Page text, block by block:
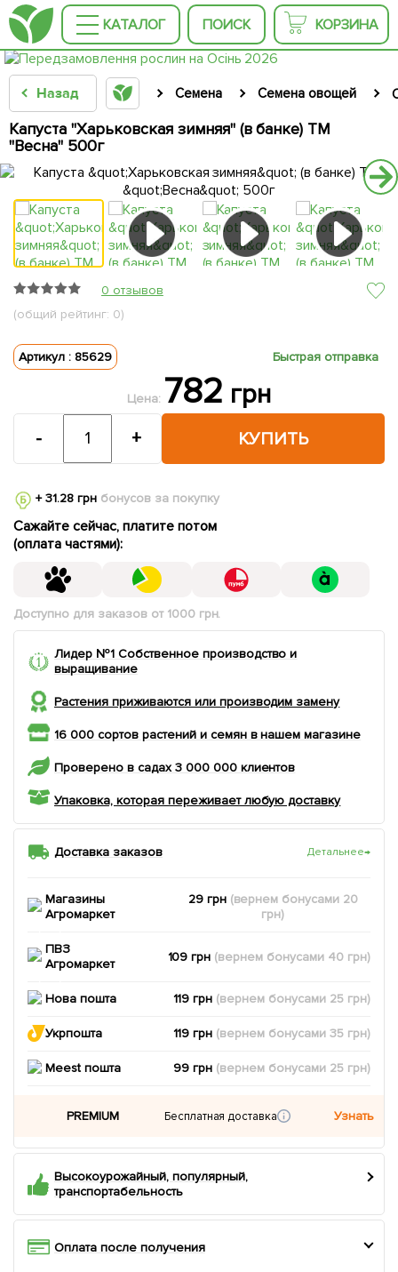
КАТАЛОГ ПОИСК КОРЗИНА
Назад Семена Семена овощей
Капуста "Харьковская зимняя" (в банке) ТМ
"Весна" 500г
0 отзывов
(общий рейтинг: 0)
Артикул : 85629 Быстрая отправка
Цена: 782 грн
КУПИТЬ
- +
+ 31.28 грнбонусов за покупку
Сажайте сейчас, платите потом
(оплата частями):
Доступно для заказов от 1000 грн.
Лидер №1 Собственное производство и
выращивание
Растения приживаются или производим замену
16 000 сортов растений и семян в нашем магазине
Проверено в садах 3 000 000 клиентов
Упаковка, которая переживает любую доставку
Доставка заказов Детальнее→
Магазины
Агромаркет
29 грн (вернем бонусами 20
грн)
ПВЗ
Агромаркет
109 грн (вернем бонусами 40 грн)
Нова пошта 119 грн (вернем бонусами 25 грн)
Укрпошта 119 грн (вернем бонусами35 грн)
Meest пошта 99 грн (вернем бонусами 25 грн)
PREMIUM Бесплатная доставка Узнать
Высокоурожайный, популярный,
транспортабельность
Оплата после получения